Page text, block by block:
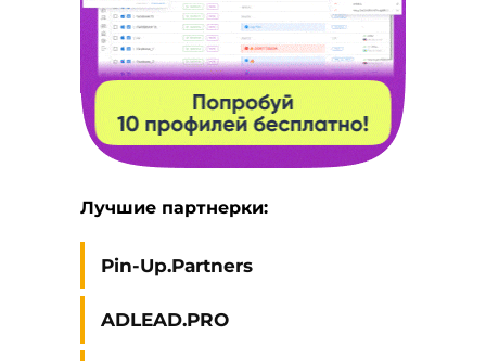
Лучшие партнерки:
Pin-Up.Partners
ADLEAD.PRO